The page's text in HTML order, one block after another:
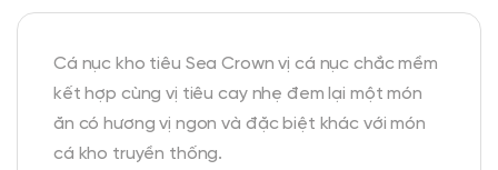
Cá nục kho tiêu Sea Crown vị cá nục chắc mềm
kết hợp cùng vị tiêu cay nhẹ đem lại một món
ăn có hương vị ngon và đặc biệt khác với món
cá kho truyền thống.